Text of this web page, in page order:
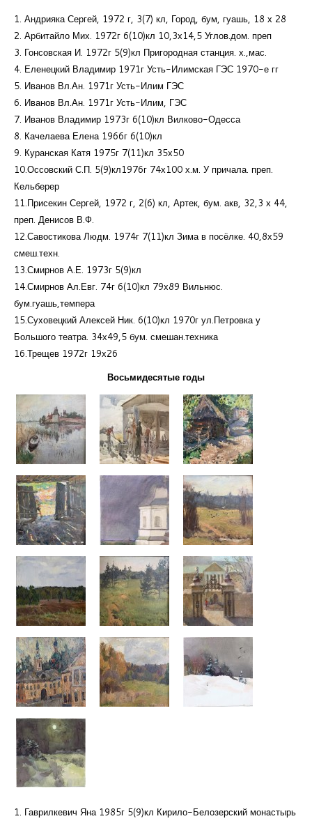
1. Андрияка Сергей, 1972 г, 3(7) кл, Город, бум, гуашь, 18 х 28
2. Арбитайло Мих. 1972г 6(10)кл 10,3х14,5 Углов.дом. преп
3. Гонсовская И. 1972г 5(9)кл Пригородная станция. х.,мас.
4. Еленецкий Владимир 1971г Усть-Илимская ГЭС 1970-е гг
5. Иванов Вл.Ан. 1971г Усть-Илим ГЭС
6. Иванов Вл.Ан. 1971г Усть-Илим, ГЭС
7. Иванов Владимир 1973г 6(10)кл Вилково-Одесса
8. Качелаева Елена 1966г 6(10)кл
9. Куранская Катя 1975г 7(11)кл 35х50
10.Оссовский С.П. 5(9)кл1976г 74х100 х.м. У причала. преп.
Кельберер
11.Присекин Сергей, 1972 г, 2(6) кл, Артек, бум. акв, 32,3 х 44,
преп. Денисов В.Ф.
12.Савостикова Людм. 1974г 7(11)кл Зима в посёлке. 40,8х59
смеш.техн.
13.Смирнов А.Е. 1973г 5(9)кл
14.Смирнов Ал.Евг. 74г 6(10)кл 79х89 Вильнюс.
бум.гуашь,темпера
15.Суховецкий Алексей Ник. 6(10)кл 1970г ул.Петровка у
Большого театра. 34х49,5 бум. смешан.техника
16.Трещев 1972г 19х26
Восьмидесятые годы
1. Гаврилкевич Яна 1985г 5(9)кл Кирило-Белозерский монастырь